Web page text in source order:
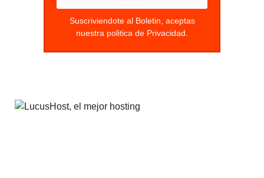
Suscriviendote al Boletin, aceptas
nuestra politica de Privacidad.